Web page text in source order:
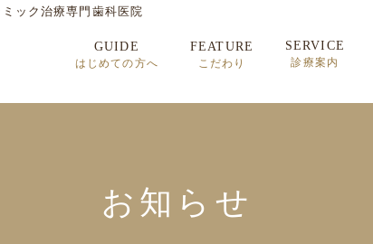
ック治療専門歯科医院
GUIDE
はじめての方へ
FEATURE
こだわり
SERVICE
診療案内
お知らせ